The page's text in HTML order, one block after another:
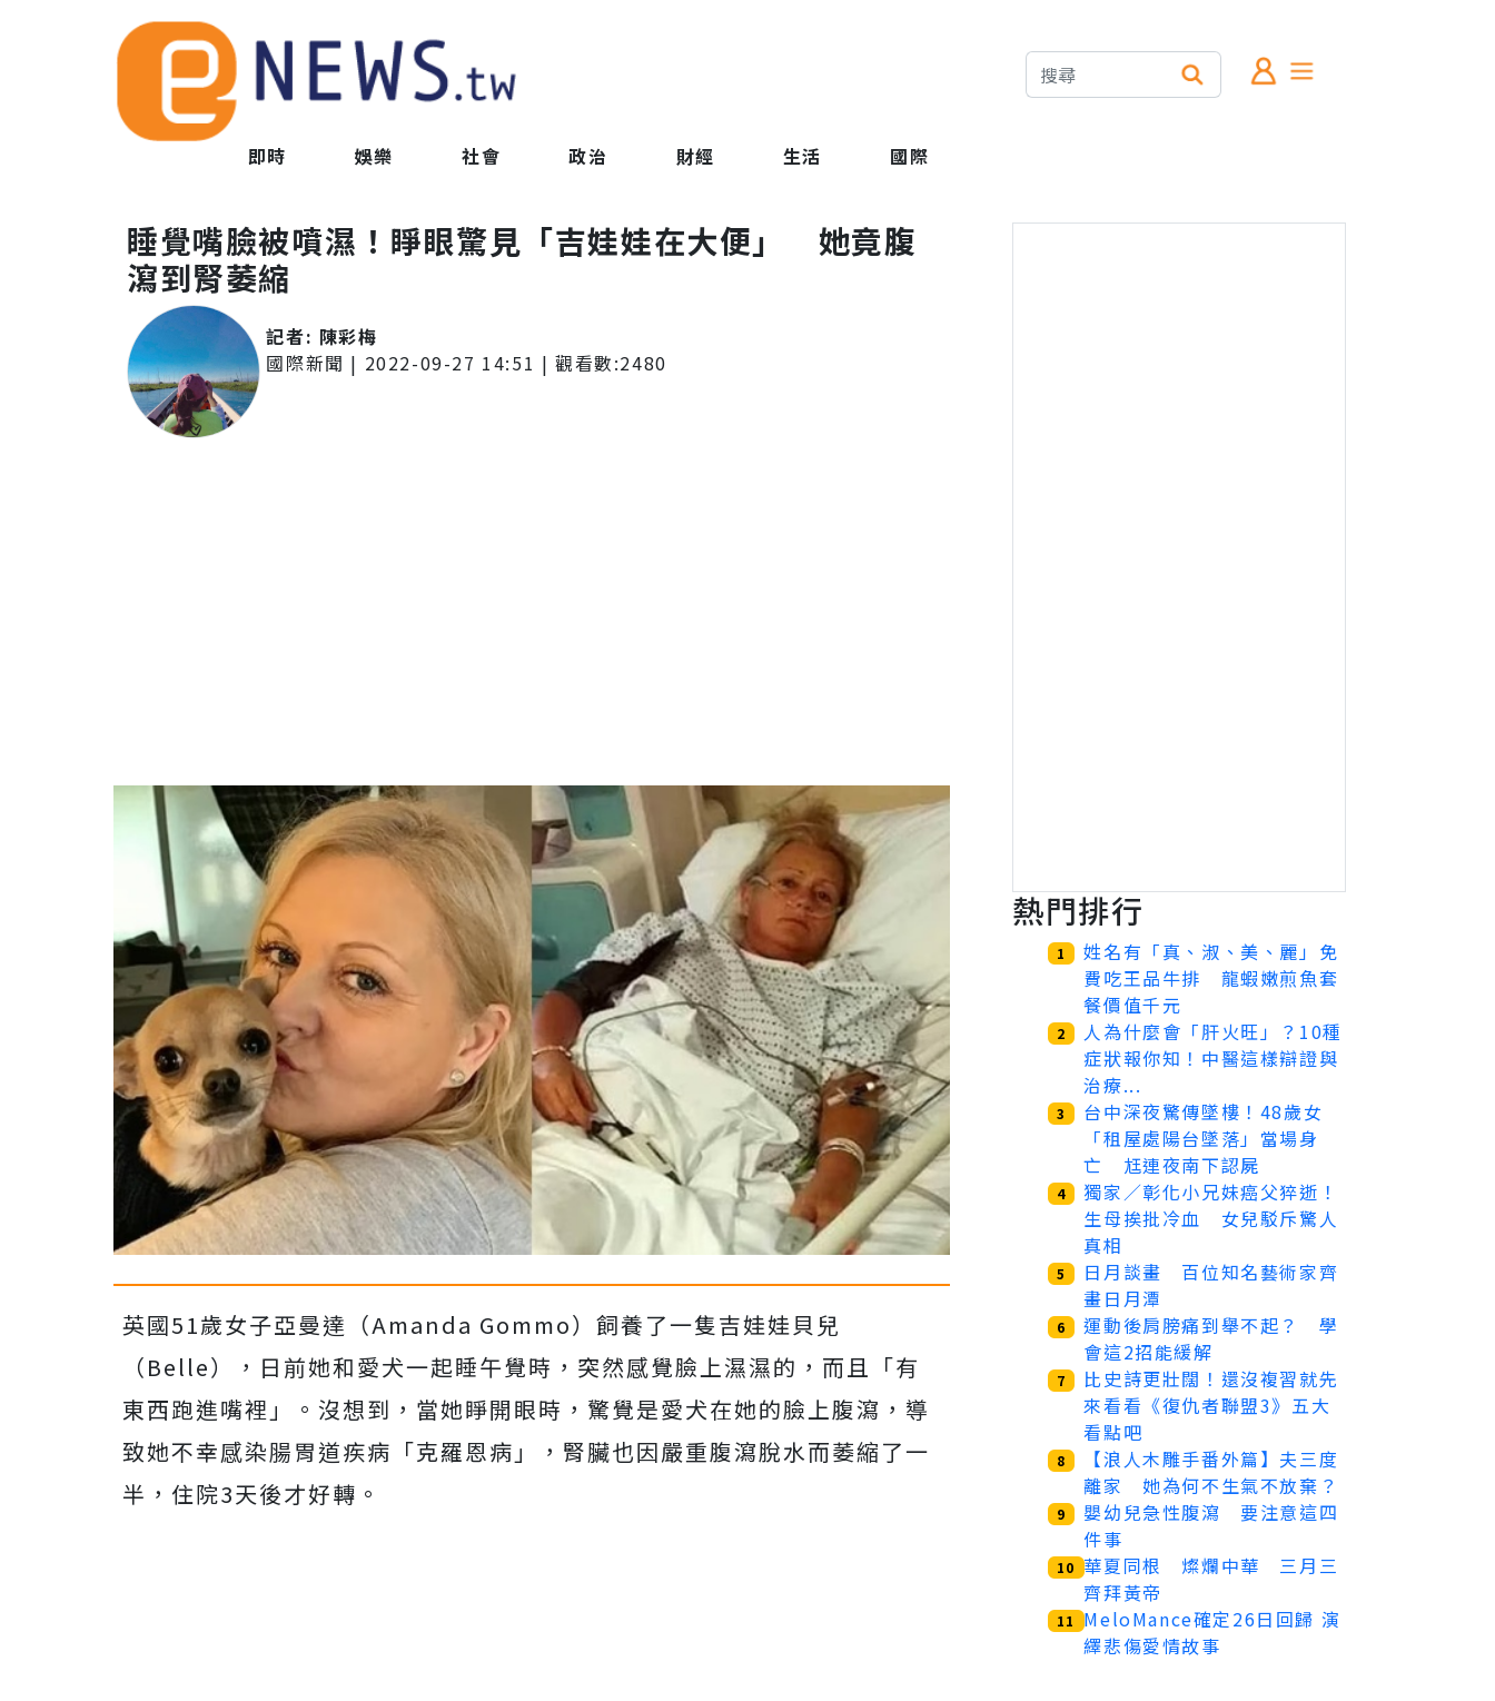
即時 娛樂 社會 政治 財經 生活 國際
睡覺嘴臉被噴濕！睜眼驚見「吉娃娃在大便」 她竟腹
瀉到腎萎縮
記者: 陳彩梅
國際新聞 | 2022-09-27 14:51 | 觀看數:2480
英國51歲女子亞曼達（Amanda Gommo）飼養了一隻吉娃娃貝兒
（Belle），日前她和愛犬一起睡午覺時，突然感覺臉上濕濕的，而且「有
東西跑進嘴裡」。沒想到，當她睜開眼時，驚覺是愛犬在她的臉上腹瀉，導
致她不幸感染腸胃道疾病「克羅恩病」，腎臟也因嚴重腹瀉脫水而萎縮了一
半，住院3天後才好轉。
熱門排行
1
姓名有「真、淑、美、麗」免
費吃王品牛排 龍蝦嫩煎魚套
餐價值千元
2
人為什麼會「肝火旺」？10種
症狀報你知！中醫這樣辯證與
治療...
3
台中深夜驚傳墜樓！48歲女
「租屋處陽台墜落」當場身
亡 尪連夜南下認屍
4
獨家／彰化小兄妹癌父猝逝！
生母挨批冷血 女兒駁斥驚人
真相
5
日月談畫 百位知名藝術家齊
畫日月潭
6
運動後肩膀痛到舉不起？ 學
會這2招能緩解
7
比史詩更壯闊！還沒複習就先
來看看《復仇者聯盟3》五大
看點吧
8
【浪人木雕手番外篇】夫三度
離家 她為何不生氣不放棄？
9
嬰幼兒急性腹瀉 要注意這四
件事
10 華夏同根 燦爛中華 三月三
齊拜黃帝
11
MeloMance確定26日回歸 演
繹悲傷愛情故事